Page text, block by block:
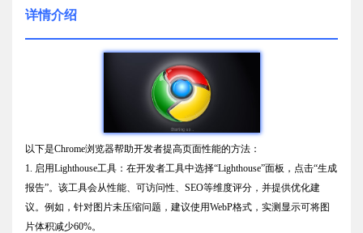
详情介绍
以下是Chrome浏览器帮助开发者提高页面性能的方法：
1. 启用Lighthouse工具：在开发者工具中选择“Lighthouse”面板，点击“生成
报告”。该工具会从性能、可访问性、SEO等维度评分，并提供优化建
议。例如，针对图片未压缩问题，建议使用WebP格式，实测显示可将图
片体积减少60%。